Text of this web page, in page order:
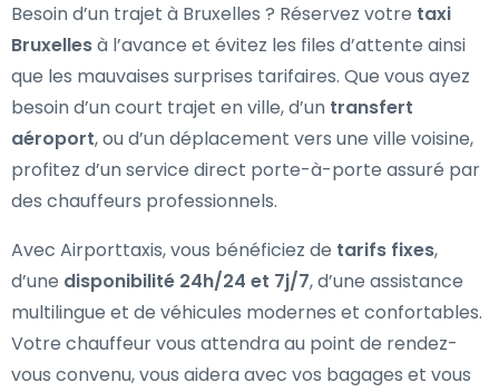
Besoin d’un trajet à Bruxelles ? Réservez votre taxi
Bruxellesà l’avance et évitez les files d’attente ainsi
que les mauvaises surprises tarifaires. Que vous ayez
besoin d’un court trajet en ville, d’un transfert
aéroport, ou d’un déplacement vers une ville voisine,
profitez d’un service direct porte-à-porte assuré par
des chauffeurs professionnels.
Avec Airporttaxis, vous bénéficiez de tarifs fixes,
d’une disponibilité 24h/24 et 7j/7, d’une assistance
multilingue et de véhicules modernes et confortables.
Votre chauffeur vous attendra au point de rendez-
vous convenu, vous aidera avec vos bagages et vous